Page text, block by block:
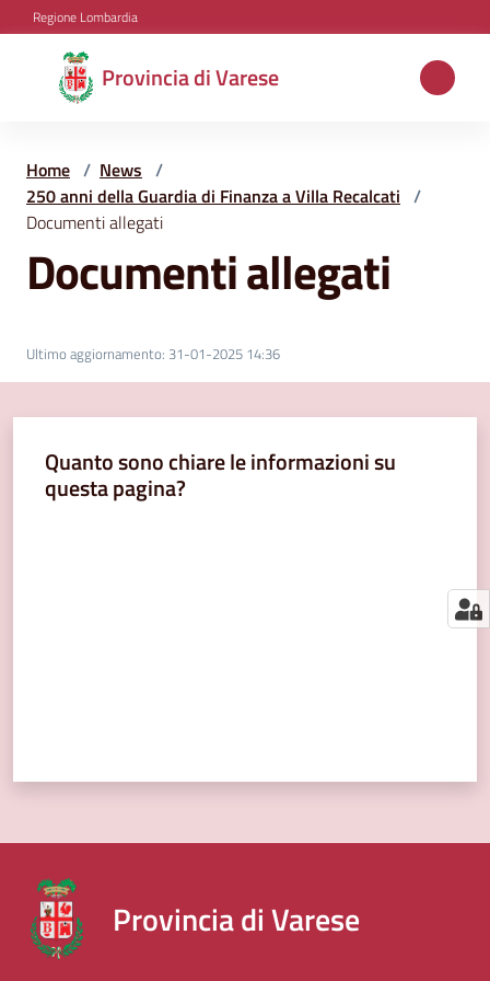
Vai al contenuto
Vai alla navigazione
Vai al footer
Regione Lombardia
Provincia di Varese
Provincia
di
Aree
tematiche
Amministrazione
segnalazioni
Home / News /
250 anni della Guardia di Finanza a Villa Recalcati /
Documenti allegati
Documenti allegati
Ultimo aggiornamento: 31-01-2025 14:36
Quanto sono chiare le informazioni su
questa pagina?
Provincia di Varese